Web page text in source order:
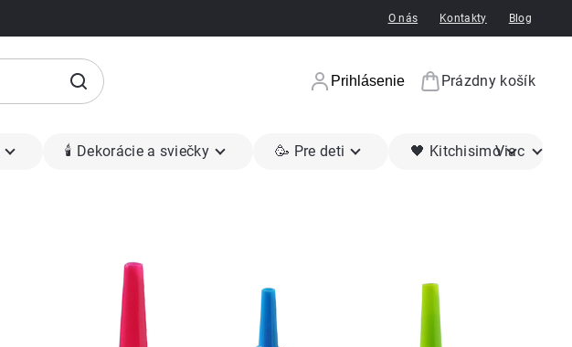
O nás Kontakty Blog
Prihlásenie
Nákupný
Prázdny košík
🕯 Dekorácie a sviečky 🥳 Pre deti 🖤 KitchisimoViac